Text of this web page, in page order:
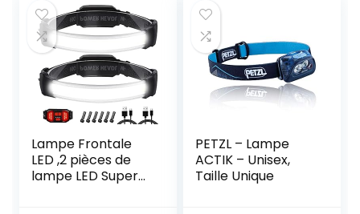
Lumineux Léger
Étanche pour
Camping, Pêche,
Cyclisme
pêche 3 4 5 6 7 8 9
10+ ans Garçon et
fille MQ－08A Rose
Lampe Frontale
LED ,2 pièces de
lampe LED Super
PETZL – Lampe
ACTIK – Unisex,
Taille Unique